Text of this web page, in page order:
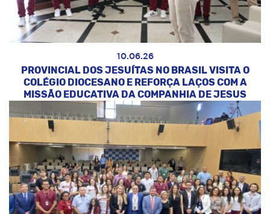
10.06.26
PROVINCIAL DOS JESUÍTAS NO BRASIL VISITA O
COLÉGIO DIOCESANO E REFORÇA LAÇOS COM A
MISSÃO EDUCATIVA DA COMPANHIA DE JESUS